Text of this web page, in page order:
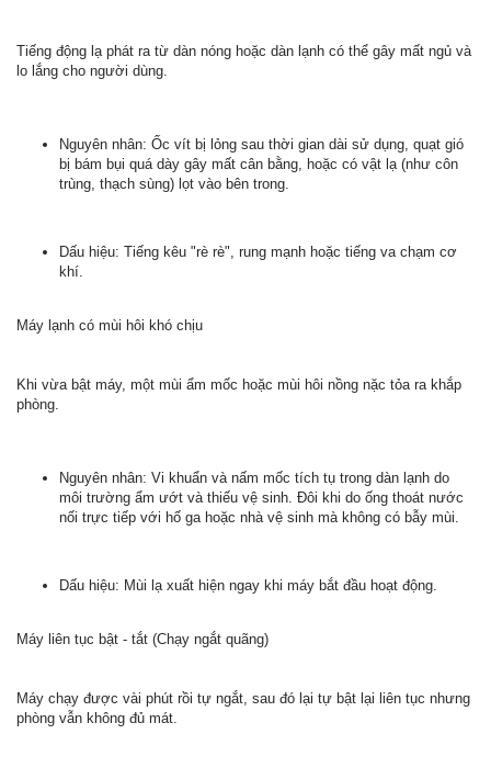
Tiếng động lạ phát ra từ dàn nóng hoặc dàn lạnh có thể gây mất ngủ và
lo lắng cho người dùng.
Nguyên nhân: Ốc vít bị lỏng sau thời gian dài sử dụng, quạt gió
bị bám bụi quá dày gây mất cân bằng, hoặc có vật lạ (như côn
trùng, thạch sùng) lọt vào bên trong.
Dấu hiệu: Tiếng kêu "rè rè", rung mạnh hoặc tiếng va chạm cơ
khí.
Máy lạnh có mùi hôi khó chịu
Khi vừa bật máy, một mùi ẩm mốc hoặc mùi hôi nồng nặc tỏa ra khắp
phòng.
Nguyên nhân: Vi khuẩn và nấm mốc tích tụ trong dàn lạnh do
môi trường ẩm ướt và thiếu vệ sinh. Đôi khi do ống thoát nước
nối trực tiếp với hố ga hoặc nhà vệ sinh mà không có bẫy mùi.
Dấu hiệu: Mùi lạ xuất hiện ngay khi máy bắt đầu hoạt động.
Máy liên tục bật - tắt (Chạy ngắt quãng)
Máy chạy được vài phút rồi tự ngắt, sau đó lại tự bật lại liên tục nhưng
phòng vẫn không đủ mát.